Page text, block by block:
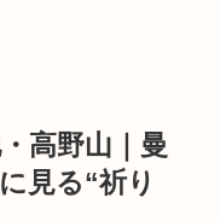
高野山｜曼
見る“祈り